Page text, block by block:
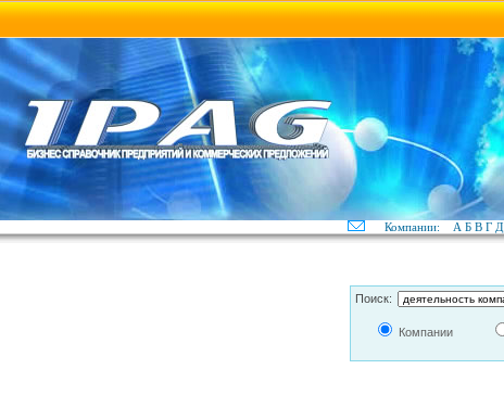
Компании: А Б В Г Д
Поиск:
Компании